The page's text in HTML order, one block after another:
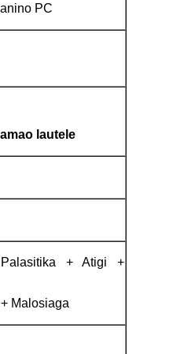
PC
lautele
+ Atigi +
Malosiaga